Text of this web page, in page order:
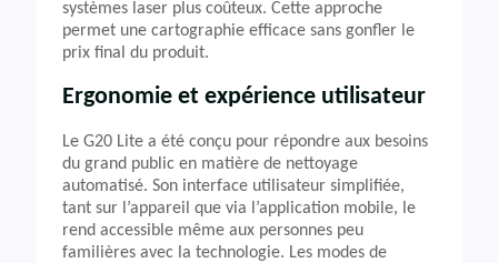
systèmes laser plus coûteux. Cette approche
permet une cartographie efficace sans gonfler le
prix final du produit.
Ergonomie et expérience utilisateur
Le G20 Lite a été conçu pour répondre aux besoins
du grand public en matière de nettoyage
automatisé. Son interface utilisateur simplifiée,
tant sur l’appareil que via l’application mobile, le
rend accessible même aux personnes peu
familières avec la technologie. Les modes de